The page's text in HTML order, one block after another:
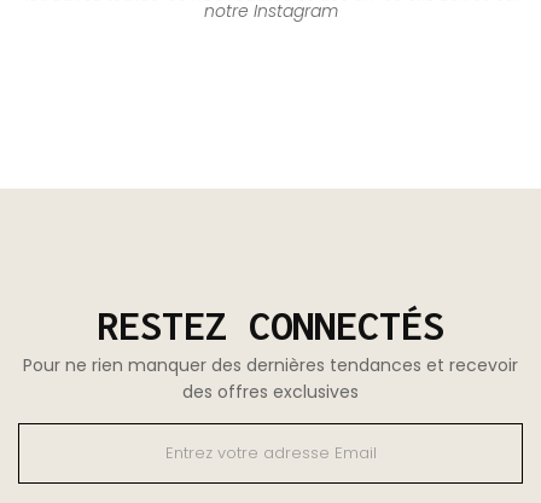
notre Instagram
RESTEZ CONNECTÉS
Pour ne rien manquer des dernières tendances et recevoir
des offres exclusives